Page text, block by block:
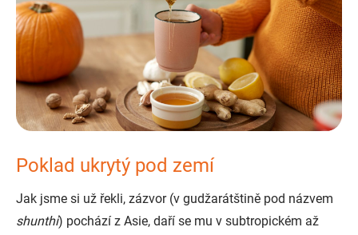
Poklad ukrytý pod zemí
Jak jsme si už řekli, zázvor (v gudžarátštině pod názvem
shunthi) pochází z Asie, daří se mu v subtropickém až